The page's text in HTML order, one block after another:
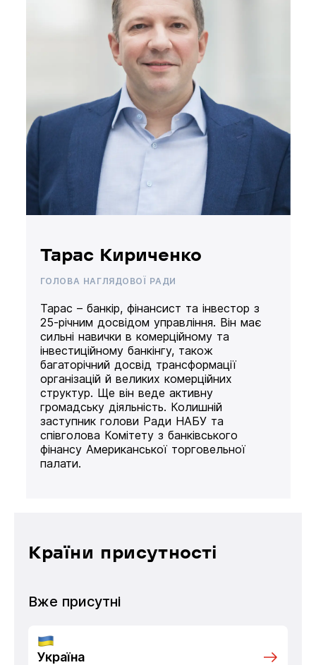
Тарас Кириченко
ГОЛОВА НАГЛЯДОВОЇ РАДИ
Тарас – банкір, фінансист та інвестор з
25-річним досвідом управління. Він має
сильні навички в комерційному та
інвестиційному банкінгу, також
багаторічний досвід трансформації
організацій й великих комерційних
структур. Ще він веде активну
громадську діяльність. Колишній
заступник голови Ради НАБУ та
співголова Комітету з банківського
фінансу Американської торговельної
палати.
Країни присутності
Вже присутні
Україна